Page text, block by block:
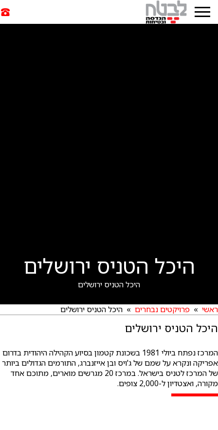
היכל הטניס ירושלים
היכל הטניס ירושלים
ראשי » פרויקטים נבחרים » היכל הטניס ירושלים
היכל הטניס ירושלים
המרכז נפתח ביולי 1981 בשכונת קטמון בסיוע הקהילה היהודית בדרום
אפריקה ונקרא על שמם של ג'ויס ובן אייזנברג, התורמים הגדולים ביותר
של המרכז לטניס בישראל. במרכז 20 מגרשים מוארים, מתוכם אחד
מקורה, ואצטדיון ל-2,000 צופים.